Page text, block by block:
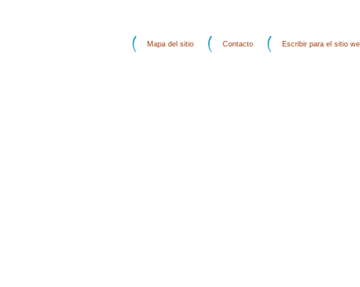
Mapa del sitio Contacto Escribir para el sitio